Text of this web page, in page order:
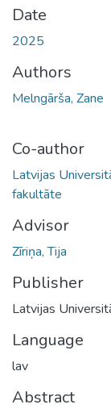
Date
2025
Authors
Melngārša, Zane
Co-author
Latvijas
fakultāte
Advisor
Zīriņa, Tija
Publisher
Latvijas
Language
lav
Abstract